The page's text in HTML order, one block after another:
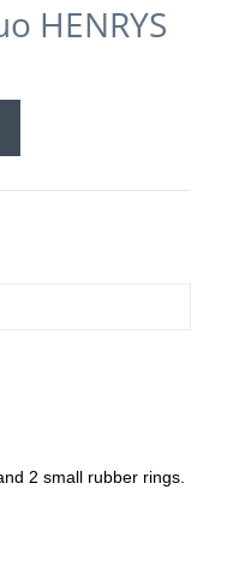
HENRYS
2 small rubber rings.